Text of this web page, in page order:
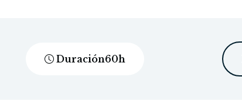
Duración60h